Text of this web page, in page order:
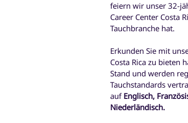
feiern wir unser 32-
Career Center Costa
Tauchbranche hat.
Erkunden Sie mit
Costa Rica zu bieten
Stand und werden
Tauchstandards
auf Englisch,
Niederländisch.